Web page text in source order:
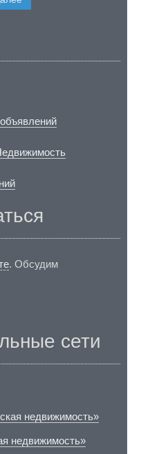
. Обсудим
сети
недвижимость»
недвижимость»